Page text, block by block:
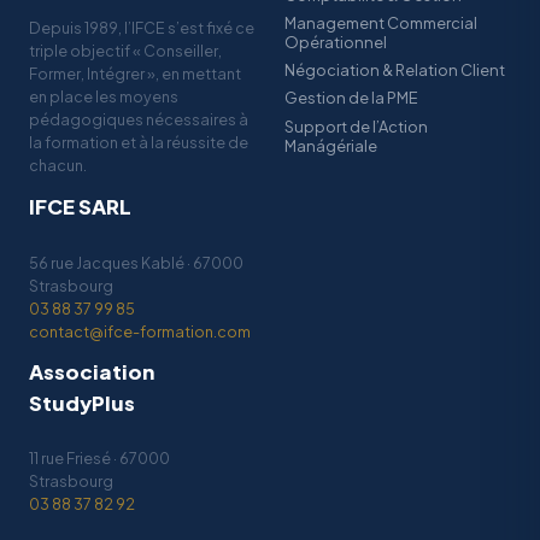
Depuis 1989, l’IFCE s’est fixé ce
triple objectif « Conseiller,
Former, Intégrer », en mettant
en place les moyens
pédagogiques nécessaires à
la formation et à la réussite de
chacun.
IFCE SARL
56 rue Jacques Kablé · 67000
Strasbourg
03 88 37 99 85
contact@ifce-formation.com
Association
StudyPlus
11 rue Friesé · 67000
Strasbourg
03 88 37 82 92
Management Commercial
Opérationnel
Négociation & Relation Client
Gestion de la PME
Support de l’Action
Manágériale